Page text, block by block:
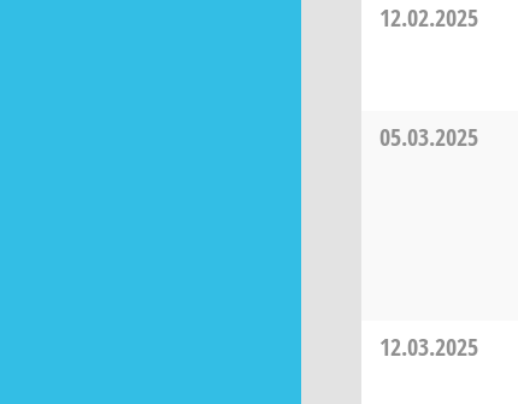
12.02.2025
05.03.2025
12.03.2025